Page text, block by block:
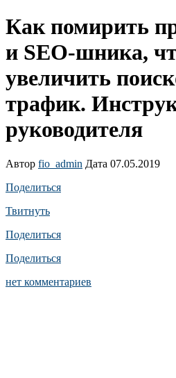
Как помирить
и SEO-шника,
увеличить
трафик.
руководителя
Автор fio_admin Дата 07.05.2019
Поделиться
Твитнуть
Поделиться
Поделиться
нет комментариев